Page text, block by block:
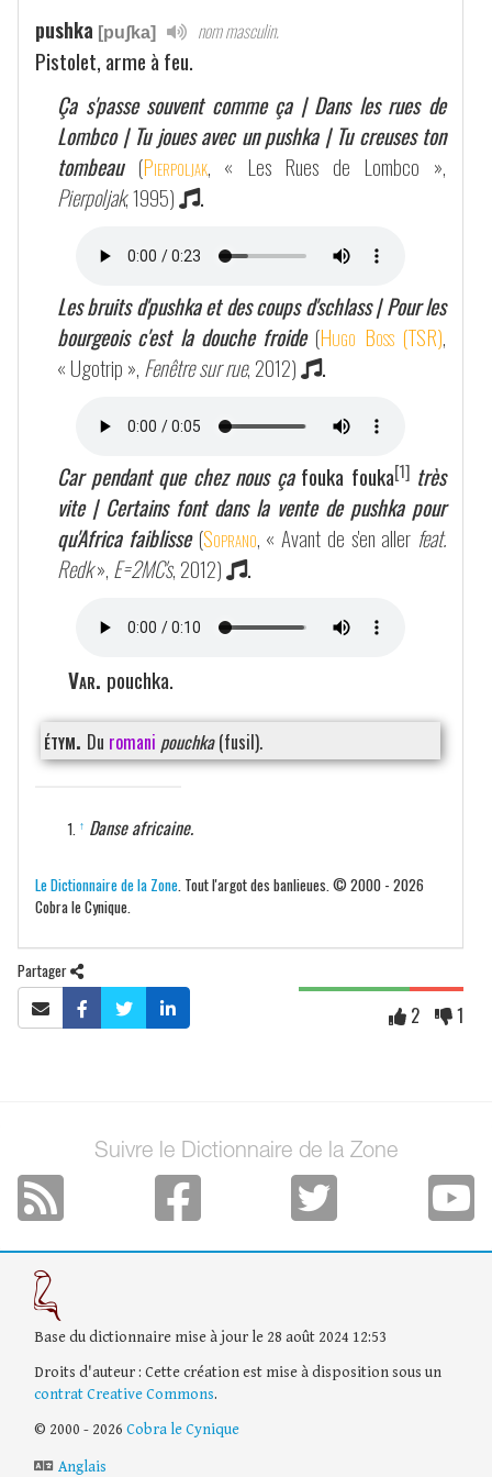
pushka [puʃka] nom masculin.
Pistolet, arme à feu.
Ça s'passe souvent comme ça | Dans les rues de
Lombco | Tu joues avec un pushka | Tu creuses ton
tombeau (Pierpoljak, « Les Rues de Lombco »,
Pierpoljak, 1995) .
Les bruits d'pushka et des coups d'schlass | Pour les
bourgeois c'est la douche froide (Hugo Boss (TSR),
« Ugotrip », Fenêtre sur rue, 2012) .
Car pendant que chez nous ça fouka fouka[1]très
vite | Certains font dans la vente de pushka pour
qu'Africa faiblisse (Soprano, « Avant de s'en aller feat.
Redk», E=2MC's, 2012) .
Var. pouchka.
étym. Du romani pouchka(fusil).
↑ Danse africaine.
Le Dictionnaire de la Zone . Tout l'argot des banlieues. © 2000 - 2026
Cobra le Cynique.
Partager
2 1
Suivre le Dictionnaire de la Zone
Base du dictionnaire mise à jour le 28 août 2024 12:53
Droits d'auteur : Cette création est mise à disposition sous un
contrat Creative Commons.
© 2000 - 2026 Cobra le Cynique
Anglais